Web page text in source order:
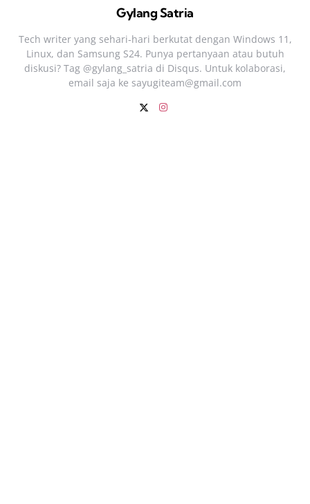
Gylang Satria
Tech writer yang sehari‑hari berkutat dengan Windows 11,
Linux, dan Samsung S24. Punya pertanyaan atau butuh
diskusi? Tag @gylang_satria di Disqus. Untuk kolaborasi,
email saja ke sayugiteam@gmail.com